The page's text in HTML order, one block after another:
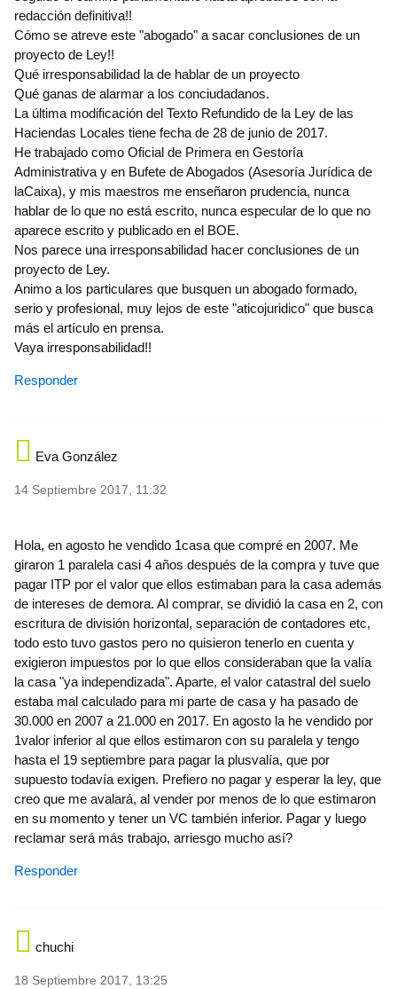
redacción definitiva!!
Cómo se atreve este "abogado" a sacar conclusiones de un
proyecto de Ley!!
Qué irresponsabilidad la de hablar de un proyecto
Qué ganas de alarmar a los conciudadanos.
La última modificación del Texto Refundido de la Ley de las
Haciendas Locales tiene fecha de 28 de junio de 2017.
He trabajado como Oficial de Primera en Gestoría
Administrativa y en Bufete de Abogados (Asesoría Jurídica de
laCaixa), y mis maestros me enseñaron prudencia, nunca
hablar de lo que no está escrito, nunca especular de lo que no
aparece escrito y publicado en el BOE.
Nos parece una irresponsabilidad hacer conclusiones de un
proyecto de Ley.
Animo a los particulares que busquen un abogado formado,
serio y profesional, muy lejos de este "aticojuridico" que busca
más el artículo en prensa.
Vaya irresponsabilidad!!
Responder
Eva González
14 Septiembre 2017, 11:32
Hola, en agosto he vendido 1casa que compré en 2007. Me
giraron 1 paralela casi 4 años después de la compra y tuve que
pagar ITP por el valor que ellos estimaban para la casa además
de intereses de demora. Al comprar, se dividió la casa en 2, con
escritura de división horizontal, separación de contadores etc,
todo esto tuvo gastos pero no quisieron tenerlo en cuenta y
exigieron impuestos por lo que ellos consideraban que la valía
la casa "ya independizada". Aparte, el valor catastral del suelo
estaba mal calculado para mi parte de casa y ha pasado de
30.000 en 2007 a 21.000 en 2017. En agosto la he vendido por
1valor inferior al que ellos estimaron con su paralela y tengo
hasta el 19 septiembre para pagar la plusvalía, que por
supuesto todavía exigen. Prefiero no pagar y esperar la ley, que
creo que me avalará, al vender por menos de lo que estimaron
en su momento y tener un VC también inferior. Pagar y luego
reclamar será más trabajo, arriesgo mucho así?
Responder
chuchi
18 Septiembre 2017, 13:25